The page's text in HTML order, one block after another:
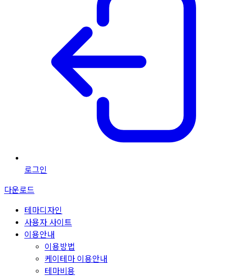
로그인
다운로드
테마디자인
사용자 사이트
이용안내
이용방법
케이테마 이용안내
테마비용